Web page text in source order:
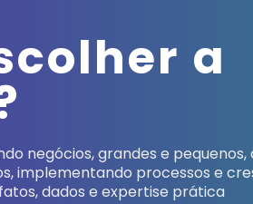
a
negócios, grandes e pequenos,
implementando processos e
dados e expertise prática